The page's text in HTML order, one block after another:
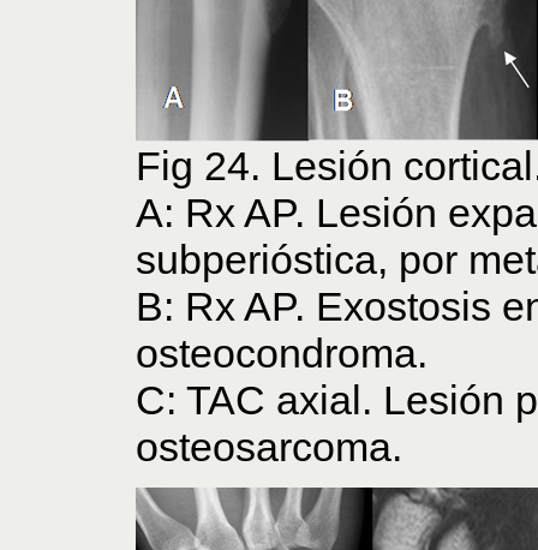
Fig 24. Lesión
A: Rx AP. Lesión
subperióstica, por
B: Rx AP. Exostosis
osteocondroma.
C: TAC axial. Lesión
osteosarcoma.